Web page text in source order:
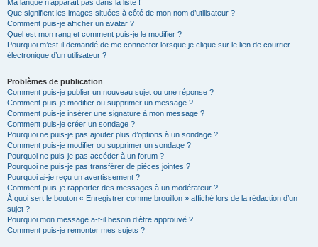
Ma langue n’apparaît pas dans la liste !
Que signifient les images situées à côté de mon nom d’utilisateur ?
Comment puis-je afficher un avatar ?
Quel est mon rang et comment puis-je le modifier ?
Pourquoi m’est-il demandé de me connecter lorsque je clique sur le lien de courrier
électronique d’un utilisateur ?
Problèmes de publication
Comment puis-je publier un nouveau sujet ou une réponse ?
Comment puis-je modifier ou supprimer un message ?
Comment puis-je insérer une signature à mon message ?
Comment puis-je créer un sondage ?
Pourquoi ne puis-je pas ajouter plus d’options à un sondage ?
Comment puis-je modifier ou supprimer un sondage ?
Pourquoi ne puis-je pas accéder à un forum ?
Pourquoi ne puis-je pas transférer de pièces jointes ?
Pourquoi ai-je reçu un avertissement ?
Comment puis-je rapporter des messages à un modérateur ?
À quoi sert le bouton « Enregistrer comme brouillon » affiché lors de la rédaction d’un
sujet ?
Pourquoi mon message a-t-il besoin d’être approuvé ?
Comment puis-je remonter mes sujets ?